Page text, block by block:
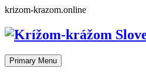
Skip
content
krizom-krazom.online
Primary Menu